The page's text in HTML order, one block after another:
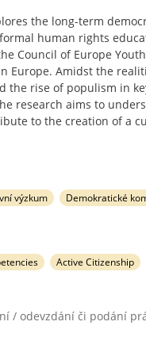
the long-term
human rights
Council of Europe
Europe. Amidst the
the rise of populism in
research aims to
to the creation of a
výzkum
Demokratické
Active Citizenship
/ odevzdání či podání